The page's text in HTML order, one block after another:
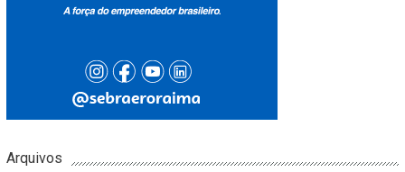
Arquivos